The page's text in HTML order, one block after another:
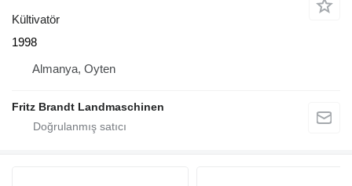
Kültivatör
1998
Almanya, Oyten
Fritz Brandt Landmaschinen